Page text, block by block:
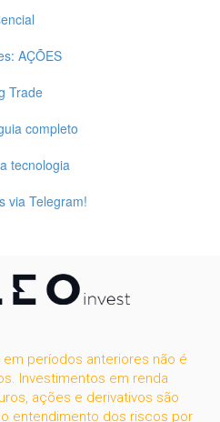
AÇÕES
Trade
completo
tecnologia
via Telegram!
em períodos anteriores não é
ações e derivativos são